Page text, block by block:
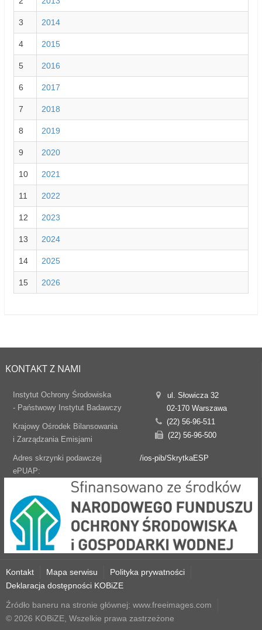
3 2014
4 2015
5 2016
6 2017
7 2018
8 2019
9 2020
10 2021
11 2022
12 2023
13 2024
14 2025
15 2026
KONTAKT Z NAMI
Instytut Ochrony Środowiska
- Państwowy Instytut Badawczy
Krajowy Ośrodek Bilansowania
i Zarządzania Emisjami
ul. Słowicza 32
02-170 Warszawa
(22) 56-96-511
(22) 56-96-500
Adres skrzynki podawczej
ePUAP:
/ios-pib/SkrytkaESP
Kontakt Mapa serwisu
Polityka prywatności
Deklaracja dostępności KOBiZE
Źródło baneru na stronie głównej: www.freeimages.com
© 2026 KOBiZE, Wszelkie prawa zastrzeżone